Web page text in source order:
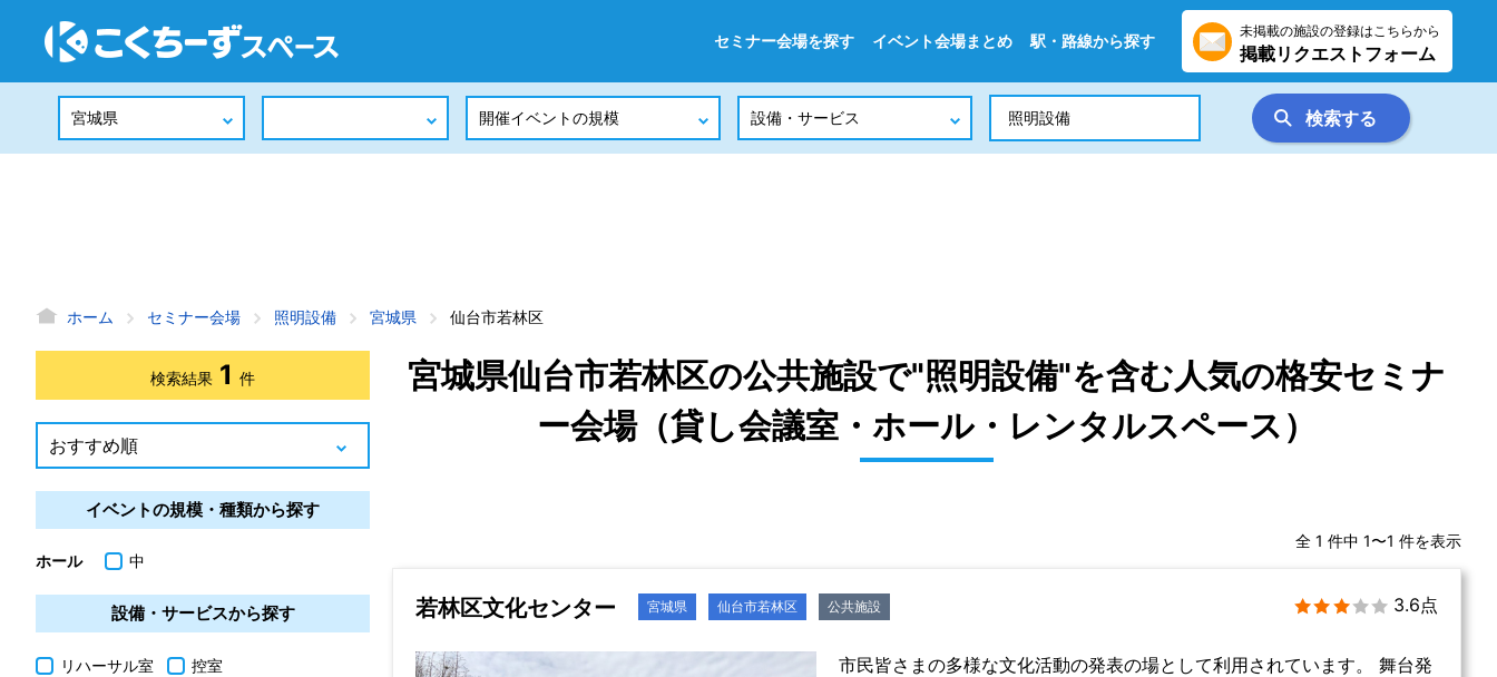
セミナー会場を探す イベント会場まとめ 駅・路線から探す
未掲載の施設の登録はこちらから
掲載リクエストフォーム
検索する
ホーム セミナー会場 照明設備 宮城県 仙台市若林区
宮城県仙台市若林区の公共施設で"照明設備"を含む人気の格安セミナ
ー会場（貸し会議室・ホール・レンタルスペース）
全 1 件中 1〜1 件を表示
若林区文化センター 宮城県 仙台市若林区 公共施設 3.6点
市民皆さまの多様な文化活動の発表の場として利用されています。 舞台発
検索結果 1 件
イベントの規模・種類から探す
ホール 中
設備・サービスから探す
リハーサル室
控室